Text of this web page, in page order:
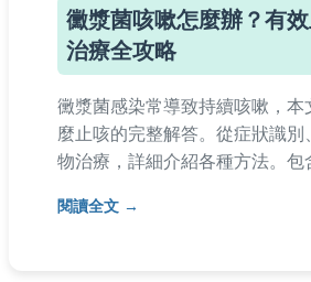
黴漿菌咳嗽怎麼辦？有
治療全攻略
黴漿菌感染常導致持續咳嗽，本
麼止咳的完整解答。從症狀識別
物治療，詳細介紹各種方法。包
合成人與兒童參考。文章深入淺
閱讀全文